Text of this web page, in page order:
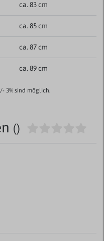
ca. 83 cm
ca. 85 cm
ca. 87 cm
ca. 89 cm
3% sind möglich.
()